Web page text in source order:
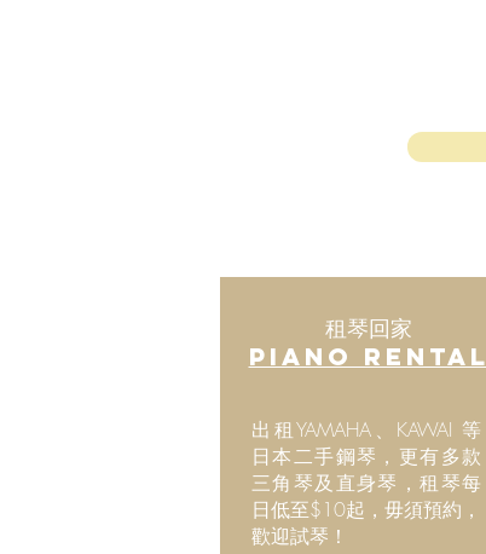
租琴回家
Piano Rental
出租YAMAHA、KAWAI 等
日本二手鋼琴，更有多款
三角琴及直身琴，租琴每
日低至$10起，毋須預約，
歡迎試琴！